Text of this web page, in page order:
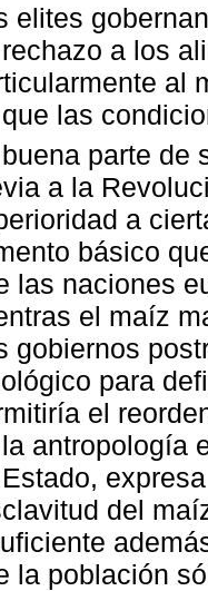
elites
a los
al
las
parte de
a la
a
básico
las naciones
el maíz
gobiernos
para
el
antropología
del
la población